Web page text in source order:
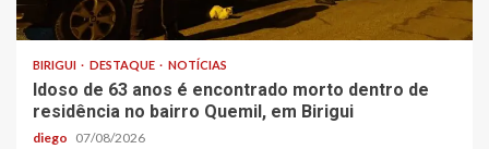
BIRIGUI DESTAQUE NOTÍCIAS
Idoso de 63 anos é encontrado morto dentro de
residência no bairro Quemil, em Birigui
diego 07/08/2026